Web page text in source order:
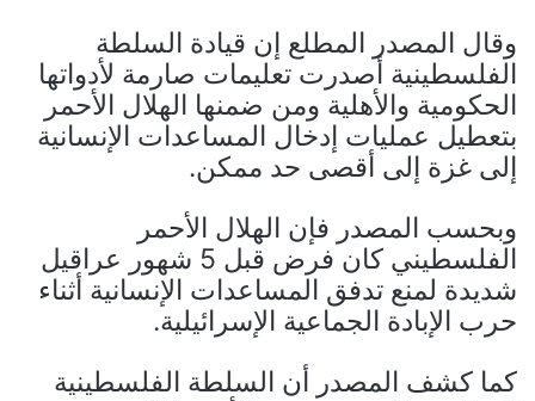
وقال المصدر المطلع إن قيادة السلطة
الفلسطينية أصدرت تعليمات صارمة لأدواتها
الحكومية والأهلية ومن ضمنها الهلال الأحمر
بتعطيل عمليات إدخال المساعدات الإنسانية
إلى غزة إلى أقصى حد ممكن.
وبحسب المصدر فإن الهلال الأحمر
الفلسطيني كان فرض قبل 5 شهور عراقيل
شديدة لمنع تدفق المساعدات الإنسانية أثناء
حرب الإبادة الجماعية الإسرائيلية.
كما كشف المصدر أن السلطة الفلسطينية